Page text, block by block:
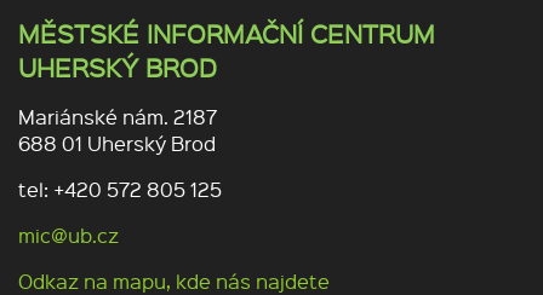
MĚSTSKÉ INFORMAČNÍ CENTRUM
UHERSKÝ BROD
Mariánské nám. 2187
688 01 Uherský Brod
tel: +420 572 805 125
mic@ub.cz
Odkaz na mapu, kde nás najdete